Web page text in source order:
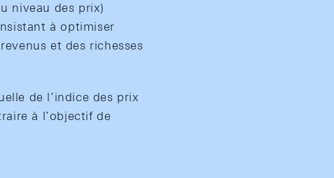
niveau des prix)
à optimiser
et des richesses
de l’indice des prix
à l’objectif de